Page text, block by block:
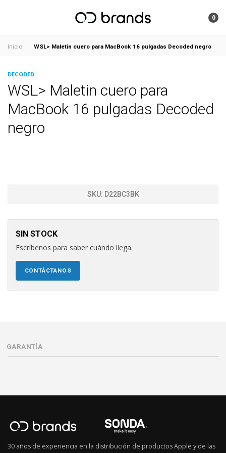
0
Inicio WSL> Maletin cuero para MacBook 16 pulgadas Decoded negro
DECODED
WSL> Maletin cuero para
MacBook 16 pulgadas Decoded
negro
SKU: D22BC3BK
SIN STOCK
Escríbenos para saber cuándo llega.
CONTÁCTANOS
GARANTÍA
30 años de experiencia en la distribución de productos Apple y de las